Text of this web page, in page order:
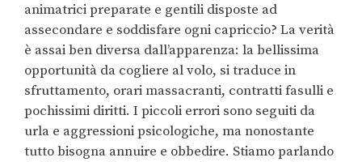
animatrici preparate e gentili disposte ad
assecondare e soddisfare ogni capriccio? La verità
è assai ben diversa dall’apparenza: la bellissima
opportunità da cogliere al volo, si traduce in
sfruttamento, orari massacranti, contratti fasulli e
pochissimi diritti. I piccoli errori sono seguiti da
urla e aggressioni psicologiche, ma nonostante
tutto bisogna annuire e obbedire. Stiamo parlando